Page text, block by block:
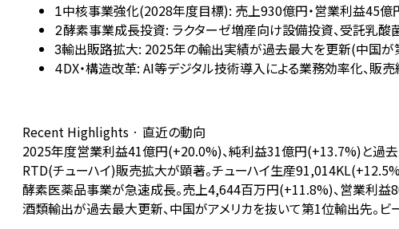
1中核事業強化(2028年度目標): 売上930億円・営業利益45億
2酵素事業成長投資: ラクターゼ増産向け設備投資、受託乳酸
3輸出販路拡大: 2025年の輸出実績が過去最大を更新(中国が
4DX・構造改革: AI等デジタル技術導入による業務効率化、販
Recent Highlights · 直近の動向
2025年度営業利益41億円(+20.0%)、純利益31億円(+13.7%)と過
RTD(チューハイ)販売拡大が顕著。チューハイ生産
酵素医薬品事業が急速成長。売上4,644百万円(+11.8%)、営業利益
酒類輸出が過去最大更新、中国がアメリカを抜いて第1位輸出先。